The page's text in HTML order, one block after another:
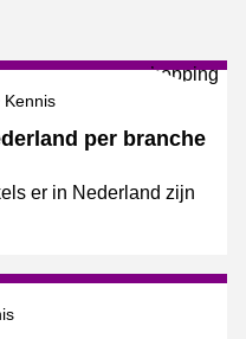
per branche
Onderwerpen
Kennis
er in Nederland zijn